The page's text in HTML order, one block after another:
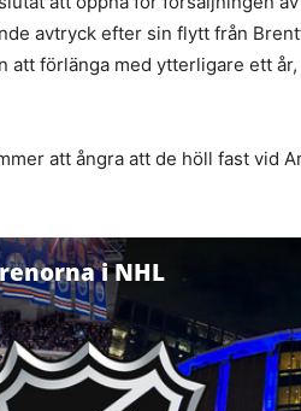
avtryck efter sin flytt från
förlänga med ytterligare ett år,
att ångra att de höll fast vid